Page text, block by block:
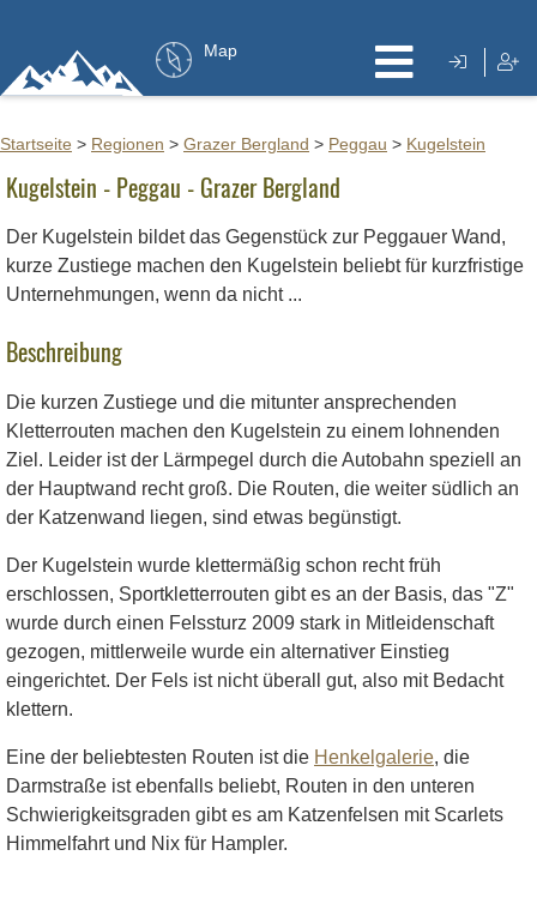
Map
Startseite > Regionen > Grazer Bergland > Peggau > Kugelstein
Kugelstein - Peggau - Grazer Bergland
Der Kugelstein bildet das Gegenstück zur Peggauer Wand,
kurze Zustiege machen den Kugelstein beliebt für kurzfristige
Unternehmungen, wenn da nicht ...
Beschreibung
Die kurzen Zustiege und die mitunter ansprechenden
Kletterrouten machen den Kugelstein zu einem lohnenden
Ziel. Leider ist der Lärmpegel durch die Autobahn speziell an
der Hauptwand recht groß. Die Routen, die weiter südlich an
der Katzenwand liegen, sind etwas begünstigt.
Der Kugelstein wurde klettermäßig schon recht früh
erschlossen, Sportkletterrouten gibt es an der Basis, das "Z"
wurde durch einen Felssturz 2009 stark in Mitleidenschaft
gezogen, mittlerweile wurde ein alternativer Einstieg
eingerichtet. Der Fels ist nicht überall gut, also mit Bedacht
klettern.
Eine der beliebtesten Routen ist die Henkelgalerie, die
Darmstraße ist ebenfalls beliebt, Routen in den unteren
Schwierigkeitsgraden gibt es am Katzenfelsen mit Scarlets
Himmelfahrt und Nix für Hampler.